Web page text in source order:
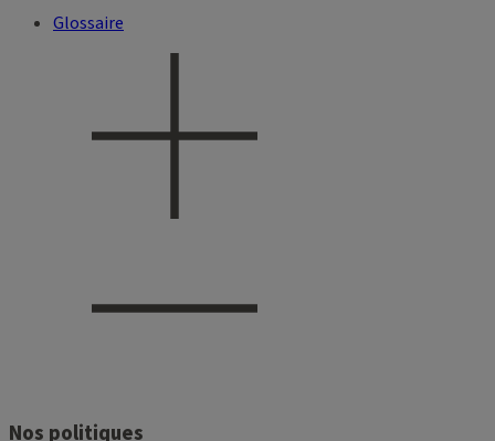
Glossaire
Nos politiques